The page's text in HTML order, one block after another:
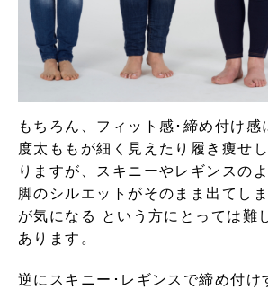
もちろん、フィット感･締め付け感
度太ももが細く見えたり履き痩せ
りますが、スキニーやレギンスの
脚のシルエットがそのまま出てし
が気になる という方にとっては難
あります。
逆にスキニー･レギンスで締め付け